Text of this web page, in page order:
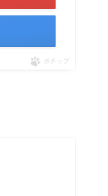
ポチップ